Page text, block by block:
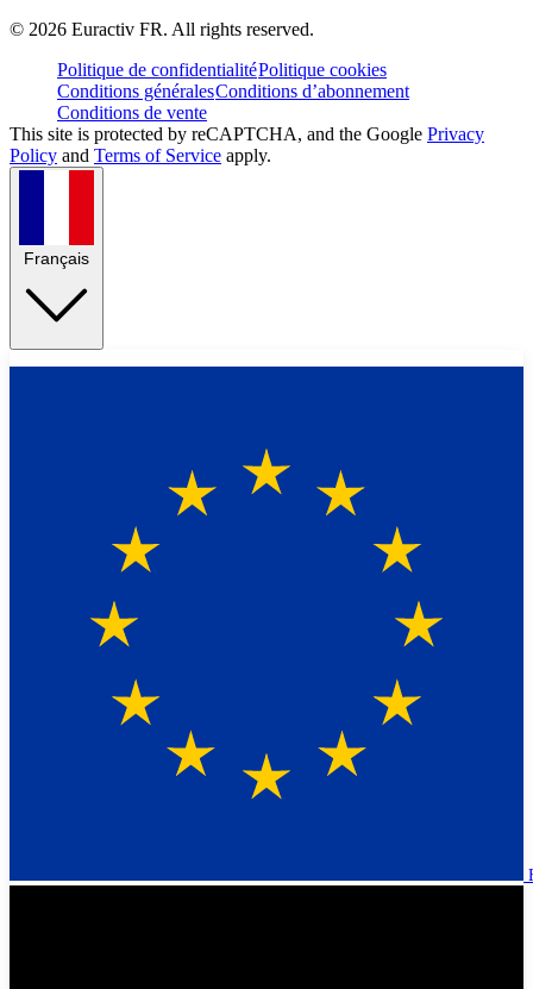
© 2026 Euractiv FR. All rights reserved.
Politique de confidentialitéPolitique cookies
Conditions généralesConditions d’abonnement
Conditions de vente
This site is protected by reCAPTCHA, and the Google Privacy
Policy and Terms of Service apply.
Français